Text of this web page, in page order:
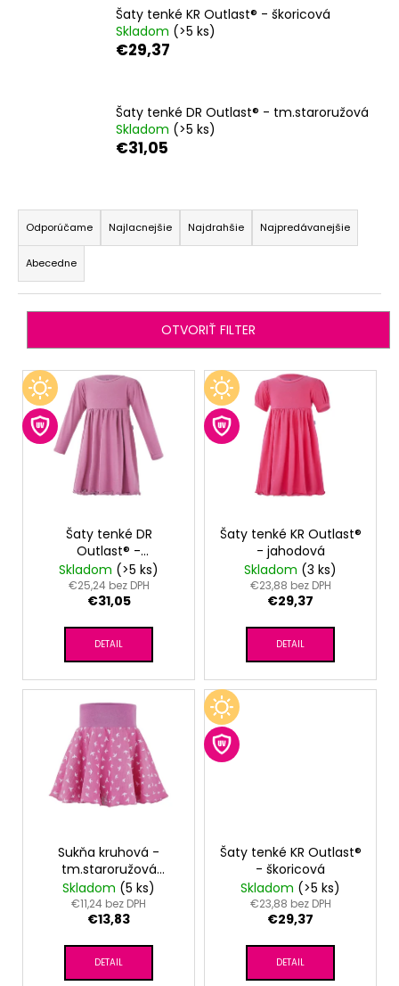
Šaty tenké KR Outlast® - škoricová
Skladom (>5 ks)
€29,37
Šaty tenké DR Outlast® - tm.staroružová
Skladom (>5 ks)
€31,05
R
a
d
e
n
e
p
r
o
d
Odporúčame Najlacnejšie Najdrahšie Najpredávanejšie
Abecedne
OTVORIŤ FILTER
V
ý
p
v
Šaty tenké DR
Outlast® -
tm.staroružová
Skladom (>5 ks)
€25,24 bez DPH
€31,05
DETAIL
Šaty tenké KR Outlast®
- jahodová
Skladom (3 ks)
€23,88 bez DPH
€29,37
DETAIL
Sukňa kruhová -
tm.staroružová
lastovičky
Skladom (5 ks)
€11,24 bez DPH
€13,83
DETAIL
Šaty tenké KR Outlast®
- škoricová
Skladom (>5 ks)
€23,88 bez DPH
€29,37
DETAIL
HĽADAŤ
O
o
ú
č
a
m
PÁNSKE
VÝSTRIH
MODRÝ